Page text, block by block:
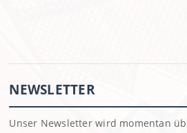
NEWSLETTER
Unser Newsletter wird momentan